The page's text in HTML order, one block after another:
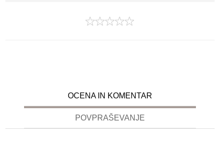
OCENA IN KOMENTAR
POVPRAŠEVANJE